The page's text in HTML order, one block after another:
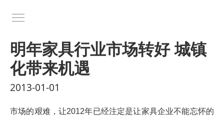
明年家具行业市场转好 城镇
化带来机遇
2013-01-01
市场的艰难，让2012年已经注定是让家具企业不能忘怀的